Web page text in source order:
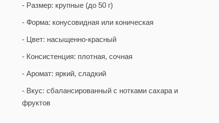
- Размер: крупные (до 50 г)
- Форма: конусовидная или коническая
- Цвет: насыщенно-красный
- Консистенция: плотная, сочная
- Аромат: яркий, сладкий
- Вкус: сбалансированный с нотками сахара и
фруктов